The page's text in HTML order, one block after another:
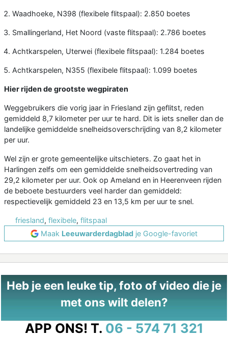
Waadhoeke, N398 (flexibele flitspaal): 2.850 boetes
Smallingerland, Het Noord (vaste flitspaal): 2.786 boetes
Achtkarspelen, Uterwei (flexibele flitspaal): 1.284 boetes
Achtkarspelen, N355 (flexibele flitspaal): 1.099 boetes
Hier rijden de grootste wegpiraten
Weggebruikers die vorig jaar in Friesland zijn geflitst, reden
gemiddeld 8,7 kilometer per uur te hard. Dit is iets sneller dan de
landelijke gemiddelde snelheidsoverschrijding van 8,2 kilometer
per uur.
Wel zijn er grote gemeentelijke uitschieters. Zo gaat het in
Harlingen zelfs om een gemiddelde snelheidsovertreding van
29,2 kilometer per uur. Ook op Ameland en in Heerenveen rijden
de beboete bestuurders veel harder dan gemiddeld:
respectievelijk gemiddeld 23 en 13,5 km per uur te snel.
friesland, flexibele, flitspaal
Maak Leeuwarderdagblad je Google-favoriet
Heb je een leuke tip, foto of video die je
met ons wilt delen?
APP ONS! T. 06 - 574 71 321